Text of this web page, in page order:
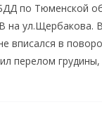
по Тюменской
ул.Щербакова.
вписался в
перелом